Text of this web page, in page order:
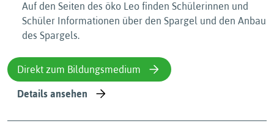
Auf den Seiten des öko Leo finden Schülerinnen und
Schüler Informationen über den Spargel und den Anbau
des Spargels.
Direkt zum Bildungsmedium
Details ansehen